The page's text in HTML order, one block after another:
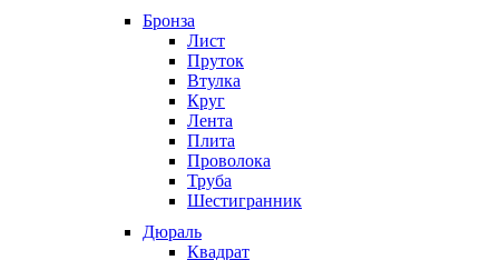
Бронза
Лист
Пруток
Втулка
Круг
Лента
Плита
Проволока
Труба
Шестигранник
Дюраль
Квадрат